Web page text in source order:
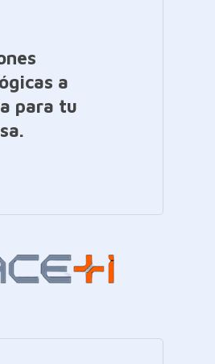
a
para tu